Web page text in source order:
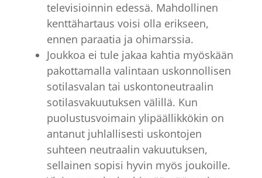
televisioinnin edessä. Mahdollinen
kenttähartaus voisi olla erikseen,
ennen paraatia ja ohimarssia.
Joukkoa ei tule jakaa kahtia myöskään
pakottamalla valintaan uskonnollisen
sotilasvalan tai uskontoneutraalin
sotilasvakuutuksen välillä. Kun
puolustusvoimain ylipäällikkökin on
antanut juhlallisesti uskontojen
suhteen neutraalin vakuutuksen,
sellainen sopisi hyvin myös joukoille.